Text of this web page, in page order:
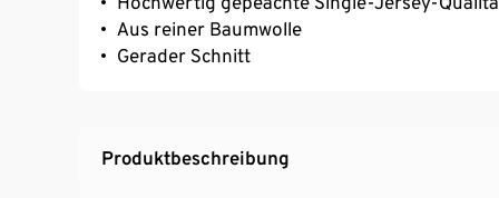
Aus reiner Baumwolle
Gerader Schnitt
Produktbeschreibung